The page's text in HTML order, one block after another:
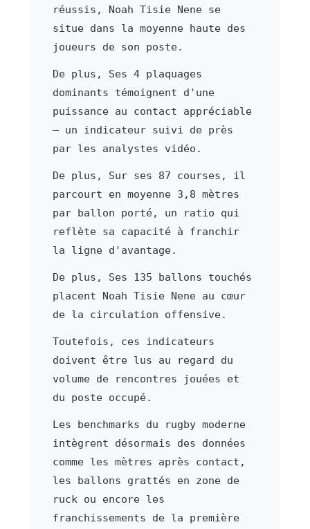
réussis, Noah Tisie Nene se
situe dans la moyenne haute des
joueurs de son poste.
De plus, Ses 4 plaquages
dominants témoignent d'une
puissance au contact appréciable
— un indicateur suivi de près
par les analystes vidéo.
De plus, Sur ses 87 courses, il
parcourt en moyenne 3,8 mètres
par ballon porté, un ratio qui
reflète sa capacité à franchir
la ligne d'avantage.
De plus, Ses 135 ballons touchés
placent Noah Tisie Nene au cœur
de la circulation offensive.
Toutefois, ces indicateurs
doivent être lus au regard du
volume de rencontres jouées et
du poste occupé.
Les benchmarks du rugby moderne
intègrent désormais des données
comme les mètres après contact,
les ballons grattés en zone de
ruck ou encore les
franchissements de la première